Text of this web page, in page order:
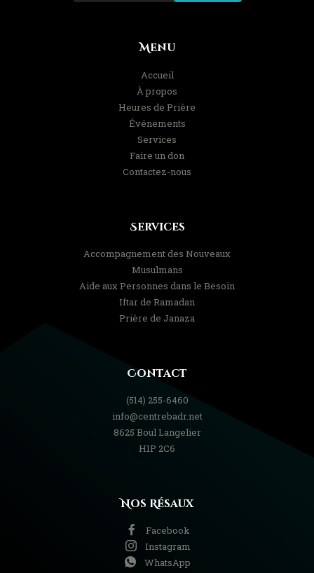
Menu
Accueil
À propos
Heures de Prière
Événements
Services
Faire un don
Contactez-nous
Services
Accompagnement des Nouveaux
Musulmans
Aide aux Personnes dans le Besoin
Iftar de Ramadan
Prière de Janaza
Contact
(514) 255-6460
info@centrebadr.net
8625 Boul Langelier
H1P 2C6
Nos Résaux
Facebook
Instagram
WhatsApp